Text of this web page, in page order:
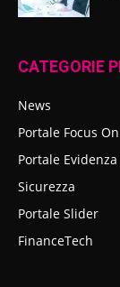
CATEGORIE
News
Portale Focus On
Portale Evidenza
Sicurezza
Portale Slider
FinanceTech